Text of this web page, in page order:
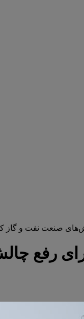
صنعت نفت و گاز
رفع